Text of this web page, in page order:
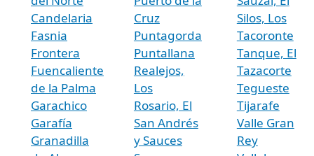
Candelaria
Fasnia
Frontera
Fuencaliente
de la Palma
Garachico
Garafía
Granadilla
Cruz
Puntagorda
Puntallana
Realejos,
Los
Rosario, El
San Andrés
y Sauces
Silos, Los
Tacoronte
Tanque, El
Tazacorte
Tegueste
Tijarafe
Valle Gran
Rey